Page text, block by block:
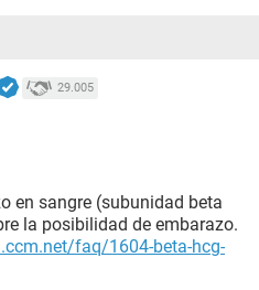
29.005
en sangre (subunidad beta
la posibilidad de embarazo.
faq/1604-beta-hcg-